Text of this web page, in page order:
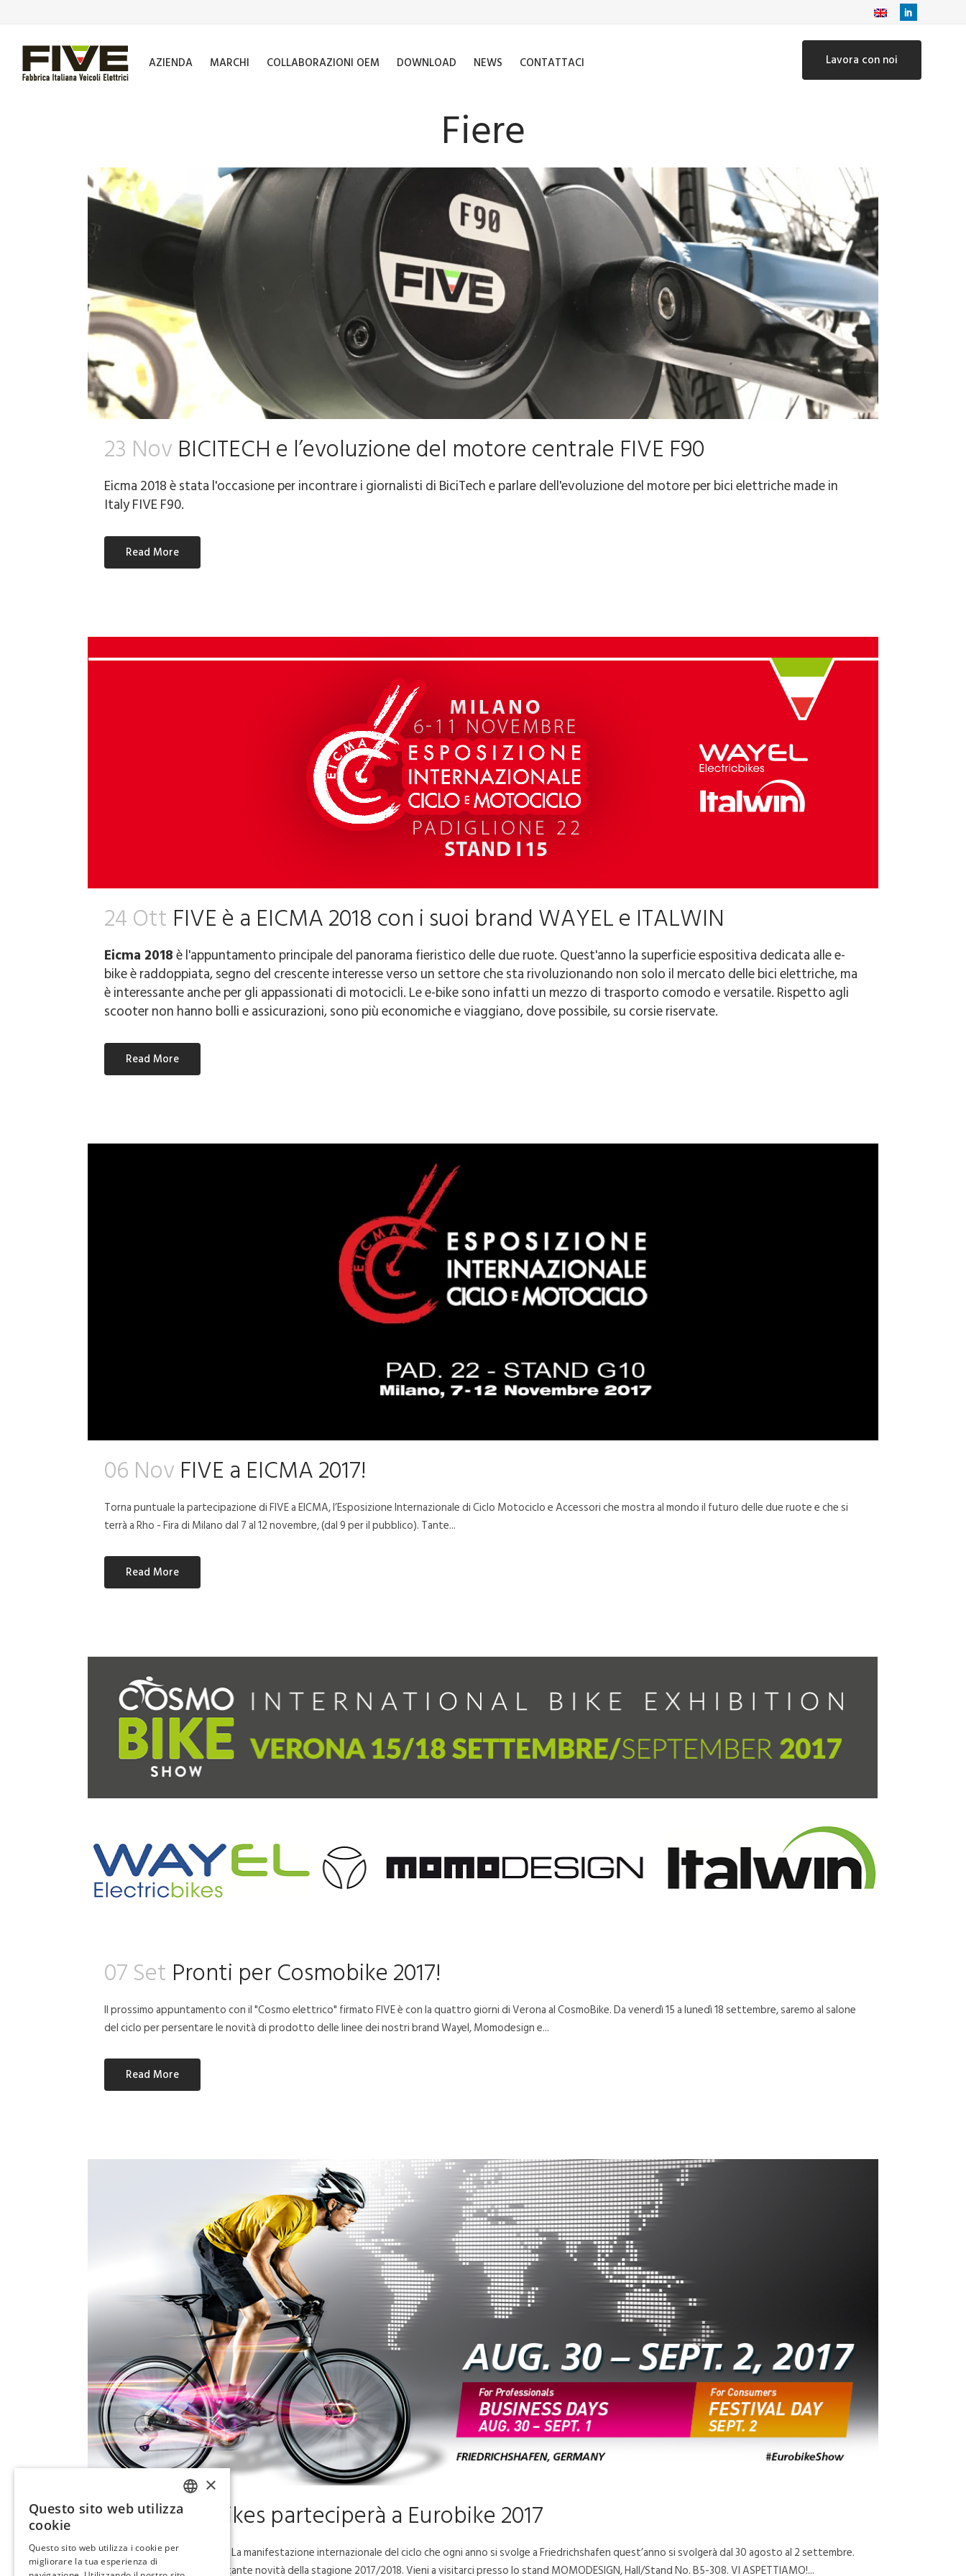
Lavora con noi
AZIENDA MARCHI COLLABORAZIONI OEM DOWNLOAD NEWS CONTATTACI
Fiere
23 Nov BICITECH e l’evoluzione del motore centrale FIVE F90
Eicma 2018 è stata l'occasione per incontrare i giornalisti di BiciTech e parlare dell'evoluzione del motore per bici elettriche made in
Italy FIVE F90.
Read More
24 Ott FIVE è a EICMA 2018 con i suoi brand WAYEL e ITALWIN
Eicma 2018è l'appuntamento principale del panorama fieristico delle due ruote. Quest'anno la superficie espositiva dedicata alle e-
bike è raddoppiata, segno del crescente interesse verso un settore che sta rivoluzionando non solo il mercato delle bici elettriche, ma
è interessante anche per gli appassionati di motocicli. Le e-bike sono infatti un mezzo di trasporto comodo e versatile. Rispetto agli
scooter non hanno bolli e assicurazioni, sono più economiche e viaggiano, dove possibile, su corsie riservate.
Read More
06 Nov FIVE a EICMA 2017!
Torna puntuale la partecipazione di FIVE a EICMA, l’Esposizione Internazionale di Ciclo Motociclo e Accessori che mostra al mondo il futuro delle due ruote e che si
terrà a Rho - Fira di Milano dal 7 al 12 novembre, (dal 9 per il pubblico). Tante...
Read More
07 Set Pronti per Cosmobike 2017!
Il prossimo appuntamento con il "Cosmo elettrico" firmato FIVE è con la quattro giorni di Verona al CosmoBike. Da venerdì 15 a lunedì 18 settembre, saremo al salone
del ciclo per persentare le novità di prodotto delle linee dei nostri brand Wayel, Momodesign e...
Read More
21 AgoFivebikes parteciperà a Eurobike 2017
EUROBIKE 2017 è alle porte! La manifestazione internazionale del ciclo che ogni anno si svolge a Friedrichshafen quest’anno si svolgerà dal 30 agosto al 2 settembre.
FIVEBIKES parteciperà con tante novità della stagione 2017/2018. Vieni a visitarci presso lo stand MOMODESIGN, Hall/Stand No. B5-308. VI ASPETTIAMO!...
×
Questo sito web utilizza
cookie
Questo sito web utilizza i cookie per
migliorare la tua esperienza di